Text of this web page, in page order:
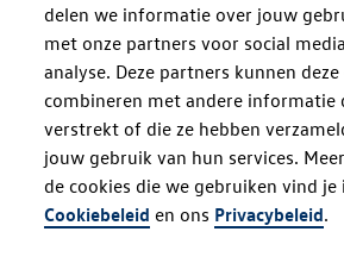
delen we informatie over jouw
met onze partners voor social
analyse. Deze partners kunnen deze
combineren met andere informatie
verstrekt of die ze hebben
jouw gebruik van hun services.
de cookies die we gebruiken vind je
Cookiebeleid en ons Privacybeleid.
Oops!